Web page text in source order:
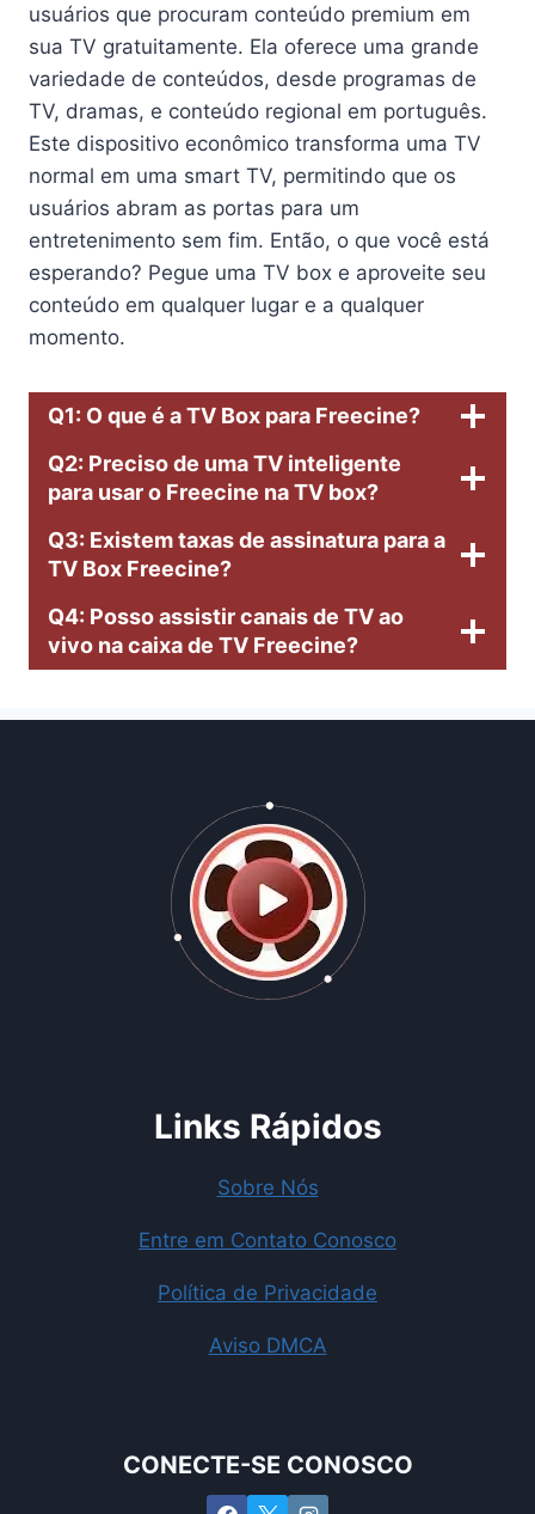
usuários que procuram conteúdo premium em
sua TV gratuitamente. Ela oferece uma grande
variedade de conteúdos, desde programas de
TV, dramas, e conteúdo regional em português.
Este dispositivo econômico transforma uma TV
normal em uma smart TV, permitindo que os
usuários abram as portas para um
entretenimento sem fim. Então, o que você está
esperando? Pegue uma TV box e aproveite seu
conteúdo em qualquer lugar e a qualquer
momento.
Q1: O que é a TV Box para Freecine?
Q2: Preciso de uma TV inteligente
para usar o Freecine na TV box?
Q3: Existem taxas de assinatura para a
TV Box Freecine?
Q4: Posso assistir canais de TV ao
vivo na caixa de TV Freecine?
Links Rápidos
Sobre Nós
Entre em Contato Conosco
Política de Privacidade
Aviso DMCA
CONECTE-SE CONOSCO